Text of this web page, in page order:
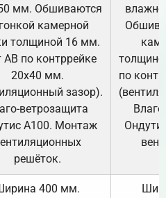
мм. Обшиваются
камерной
толщиной 16 мм.
АВ по контррейке
20х40 мм.
зазор).
ветрозащита
А100. Монтаж
решёток.
по
400 мм.